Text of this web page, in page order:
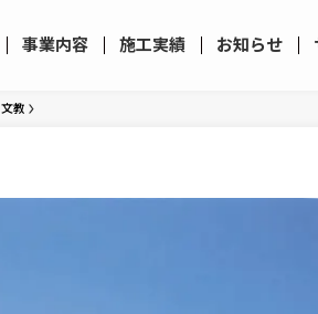
事業内容 施工実績 お知らせ
文教